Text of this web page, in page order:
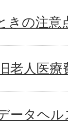
きの注意
老人医療
ータヘ